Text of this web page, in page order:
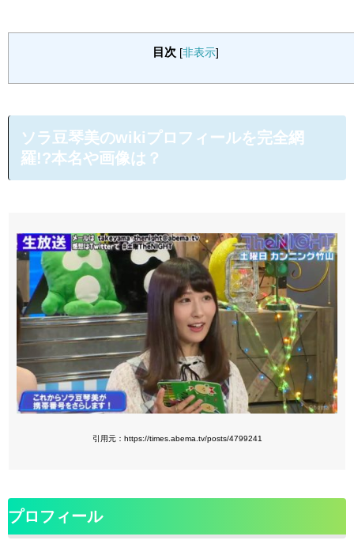
目次 [非表示]
ソラ豆琴美のwikiプロフィールを完全網
羅!?本名や画像は？
引用元：https://times.abema.tv/posts/4799241
プロフィール